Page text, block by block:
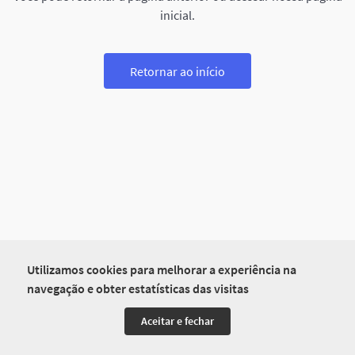
Utilizamos cookies para melhorar a experiência na
navegação e obter estatísticas das visitas
Aceitar e fechar
inicial.
Retornar ao início